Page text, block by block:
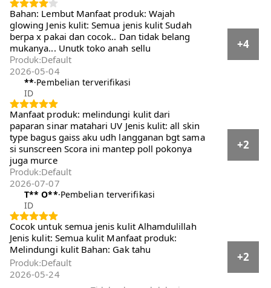
Bahan: Lembut Manfaat produk: Wajah
glowing Jenis kulit: Semua jenis kulit Sudah
berpa x pakai dan cocok.. Dan tidak belang
mukanya... Unutk toko anah sellu
+4
Produk:Default
2026-05-04
**·Pembelian terverifikasi
ID
Manfaat produk: melindungi kulit dari paparan
sinar matahari UV Jenis kulit: all skin type
bagus gaiss aku udh langganan bgt sama si
sunscreen Scora ini mantep poll pokonya juga
murce
+2
Produk:Default
2026-07-07
T** O**️·Pembelian terverifikasi
ID
Cocok untuk semua jenis kulit Alhamdulillah
Jenis kulit: Semua kulit Manfaat produk:
Melindungi kulit Bahan: Gak tahu
+2
Produk:Default
2026-05-24